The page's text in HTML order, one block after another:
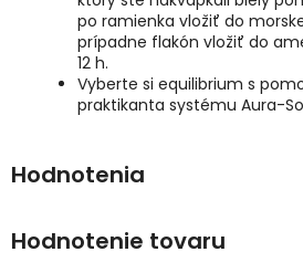
po ramienka vložiť do
prípadne flakón vložiť do
12 h.
Vyberte si equilibrium s
praktikanta systému Aura-
Hodnotenie tovaru